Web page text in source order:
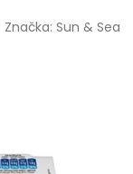
Značka:Sun & Sea